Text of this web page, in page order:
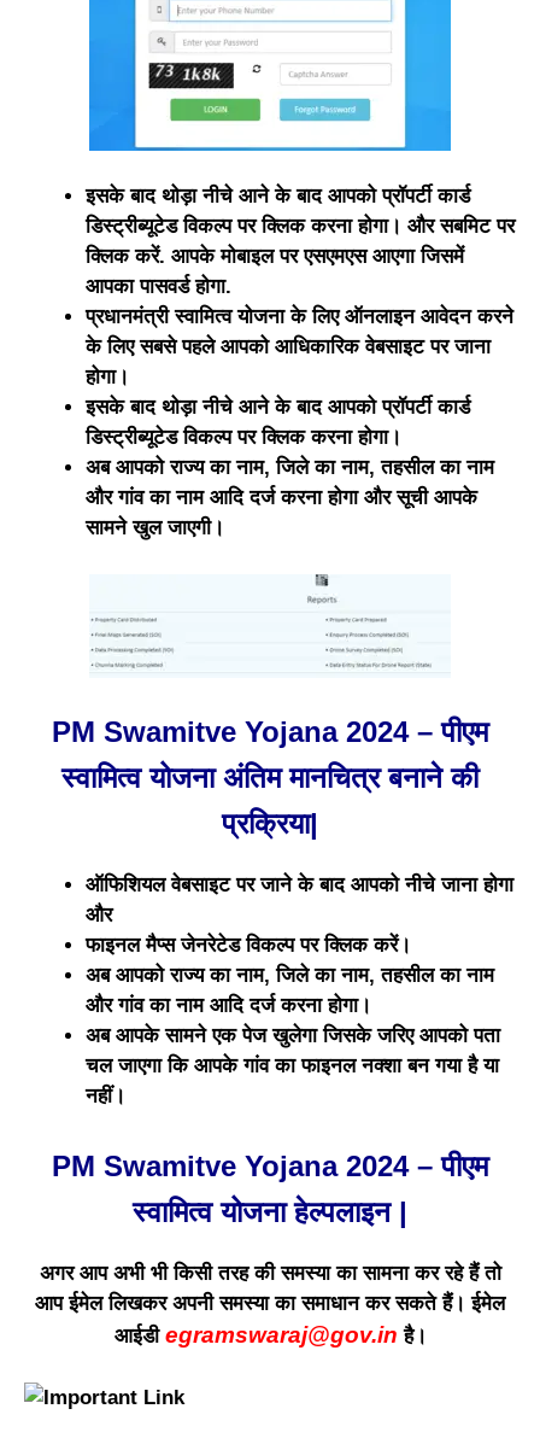
इसके बाद थोड़ा नीचे आने के बाद आपको प्रॉपर्टी कार्ड
डिस्ट्रीब्यूटेड विकल्प पर क्लिक करना होगा। और सबमिट पर
क्लिक करें. आपके मोबाइल पर एसएमएस आएगा जिसमें
आपका पासवर्ड होगा.
प्रधानमंत्री स्वामित्व योजना के लिए ऑनलाइन आवेदन करने
के लिए सबसे पहले आपको आधिकारिक वेबसाइट पर जाना
होगा।
इसके बाद थोड़ा नीचे आने के बाद आपको प्रॉपर्टी कार्ड
डिस्ट्रीब्यूटेड विकल्प पर क्लिक करना होगा।
अब आपको राज्य का नाम, जिले का नाम, तहसील का नाम
और गांव का नाम आदि दर्ज करना होगा और सूची आपके
सामने खुल जाएगी।
PM Swamitve Yojana 2024 – पीएम
स्वामित्व योजना अंतिम मानचित्र बनाने की
प्रक्रिया|
ऑफिशियल वेबसाइट पर जाने के बाद आपको नीचे जाना होगा
और
फाइनल मैप्स जेनरेटेड विकल्प पर क्लिक करें।
अब आपको राज्य का नाम, जिले का नाम, तहसील का नाम
और गांव का नाम आदि दर्ज करना होगा।
अब आपके सामने एक पेज खुलेगा जिसके जरिए आपको पता
चल जाएगा कि आपके गांव का फाइनल नक्शा बन गया है या
नहीं।
PM Swamitve Yojana 2024 – पीएम
स्वामित्व योजना हेल्पलाइन |
अगर आप अभी भी किसी तरह की समस्या का सामना कर रहे हैं तो
आप ईमेल लिखकर अपनी समस्या का समाधान कर सकते हैं। ईमेल
आईडी egramswaraj@gov.in है।